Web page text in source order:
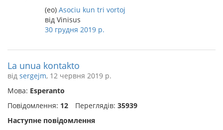
(eo) Asociu kun tri vortoj
від Vinisus
30 грудня 2019 р.
La unua kontakto
від sergejm, 12 червня 2019 р.
Мова: Esperanto
Повідомлення: 12 Переглядів: 35939
Наступне повідомлення